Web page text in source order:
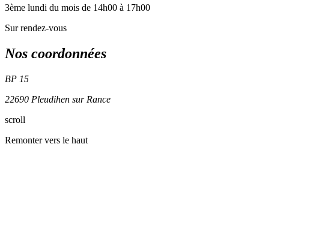
3ème lundi du mois de 14h00 à 17h00
Sur rendez-vous
Nos coordonnées
BP 15
22690 Pleudihen sur Rance
−
scroll
Remonter vers le haut